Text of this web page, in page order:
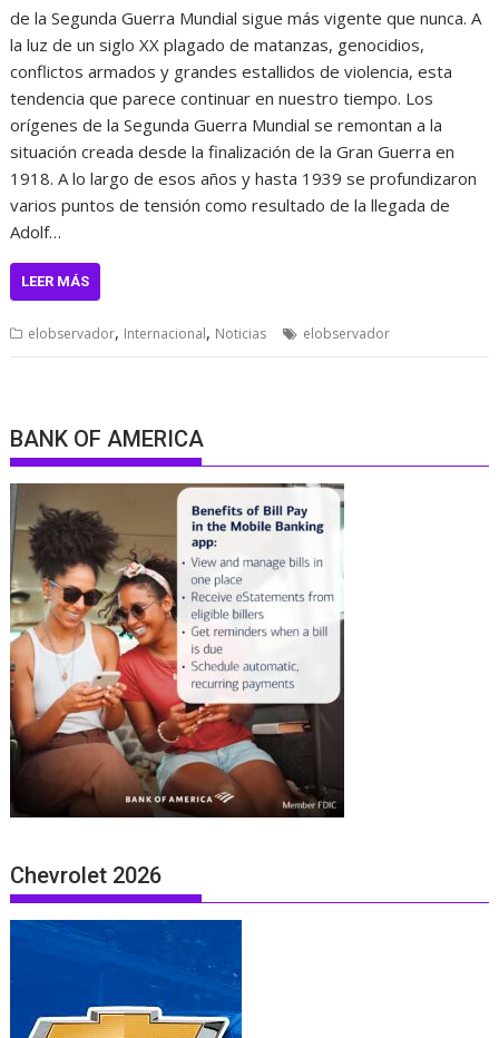
de la Segunda Guerra Mundial sigue más vigente que nunca. A
la luz de un siglo XX plagado de matanzas, genocidios,
conflictos armados y grandes estallidos de violencia, esta
tendencia que parece continuar en nuestro tiempo. Los
orígenes de la Segunda Guerra Mundial se remontan a la
situación creada desde la finalización de la Gran Guerra en
1918. A lo largo de esos años y hasta 1939 se profundizaron
varios puntos de tensión como resultado de la llegada de
Adolf…
LEER MÁS
elobservador, Internacional, Noticias elobservador
BANK OF AMERICA
Chevrolet 2026